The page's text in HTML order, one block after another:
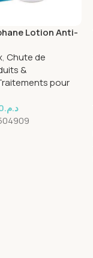
Lotion Anti-
, Chute de
&
pour
د.م.